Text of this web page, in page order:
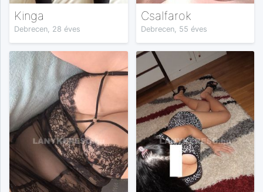
Kinga
Debrecen, 28 éves
Csalfarok
Debrecen, 55 éves